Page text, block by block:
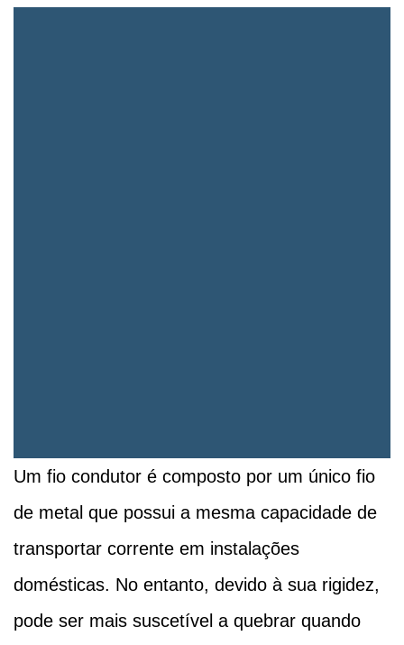
Um fio condutor é composto por um único fio
de metal que possui a mesma capacidade de
transportar corrente em instalações
domésticas. No entanto, devido à sua rigidez,
pode ser mais suscetível a quebrar quando